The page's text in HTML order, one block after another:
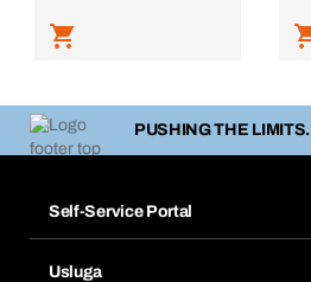
PUSHING THE LIMITS.
Self-Service Portal
Usluga